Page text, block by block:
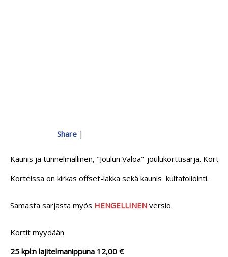
Share |
Kaunis ja tunnelmallinen, "Joulun Valoa"-joulukorttisarja.
Korteissa on kirkas offset-lakka sekä kaunis kultafoliointi.
Samasta sarjasta myös HENGELLINEN versio.
Kortit myydään
25 kpl:n lajitelmanippuna 12,00 €